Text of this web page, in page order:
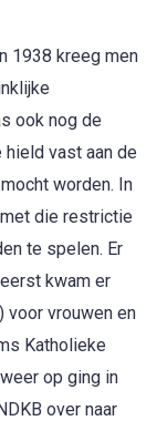
1938 kreeg men
ook nog de
vast aan de
worden. In
die restrictie
te spelen. Er
kwam er
voor vrouwen en
Katholieke
op ging in
over naar